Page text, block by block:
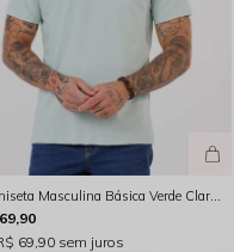
Camiseta Masculina Básica Verde Claro Rocksham - FC00300
69,90 sem juros